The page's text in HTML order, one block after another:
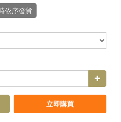
依序發貨
立即購買